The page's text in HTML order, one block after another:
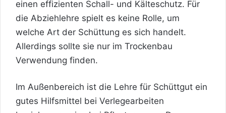
einen effizienten Schall- und Kälteschutz. Für
die Abziehlehre spielt es keine Rolle, um
welche Art der Schüttung es sich handelt.
Allerdings sollte sie nur im Trockenbau
Verwendung finden.
Im Außenbereich ist die Lehre für Schüttgut ein
gutes Hilfsmittel bei Verlegearbeiten